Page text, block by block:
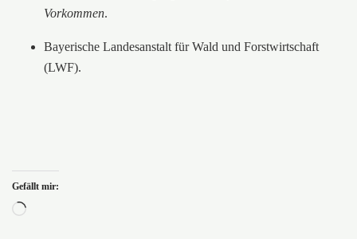
Vorkommen.
Bayerische Landesanstalt für Wald und Forstwirtschaft
(LWF).
Gefällt mir:
Wird